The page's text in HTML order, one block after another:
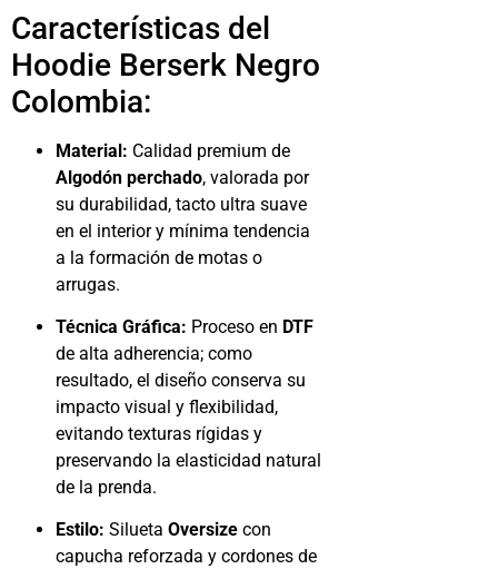
Características del
Hoodie Berserk Negro
Colombia:
Material: Calidad premium de
Algodón perchado, valorada por
su durabilidad, tacto ultra suave
en el interior y mínima tendencia
a la formación de motas o
arrugas.
Técnica Gráfica: Proceso en DTF
de alta adherencia; como
resultado, el diseño conserva su
impacto visual y flexibilidad,
evitando texturas rígidas y
preservando la elasticidad natural
de la prenda.
Estilo: Silueta Oversize con
capucha reforzada y cordones de